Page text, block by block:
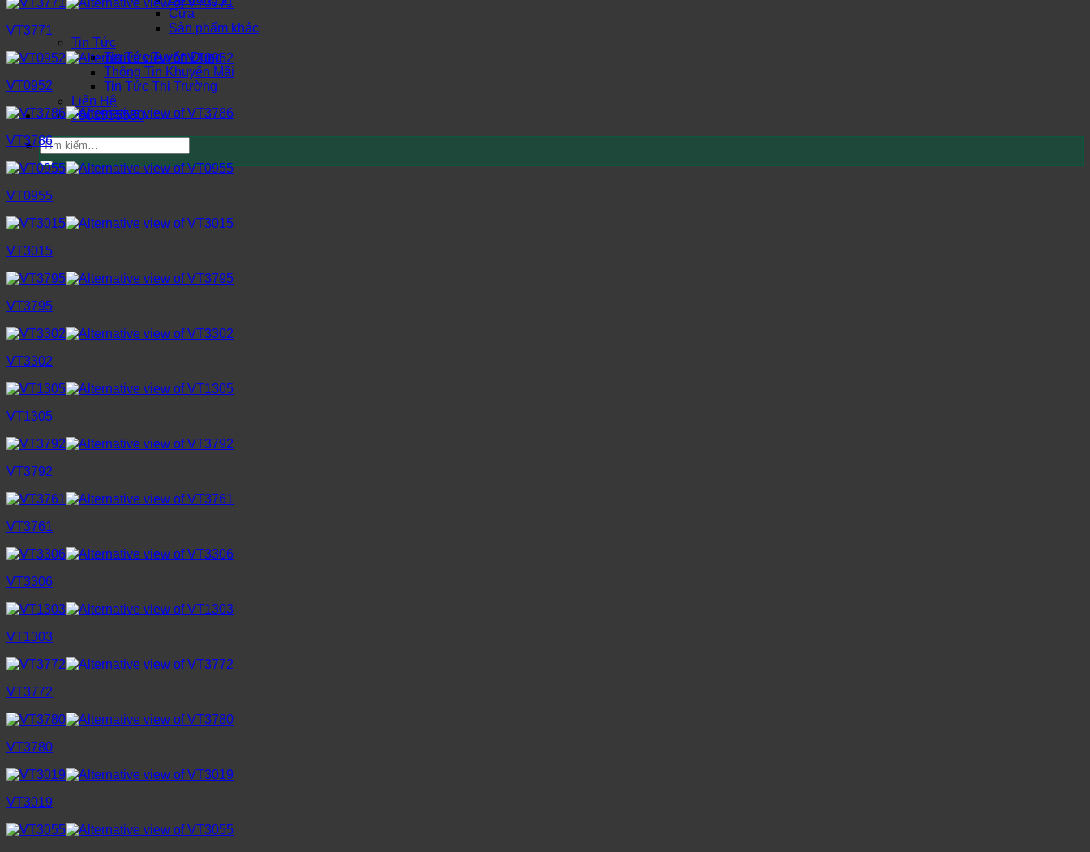
Cửa
Sản phẩm khác
Tin Tức
Tin Tức Tuyển Dụng
Thông Tin Khuyến Mãi
Tin Tức Thị Trường
Liên Hệ
0901555580
Tìm
kiếm:
VT3771
VT0952
VT3786
VT0955
VT3015
VT3795
VT3302
VT1305
VT3792
VT3761
VT3306
VT1303
VT3772
VT3780
VT3019